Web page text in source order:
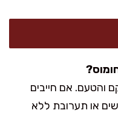
והטעם. אם חייבים
או תערובת ללא